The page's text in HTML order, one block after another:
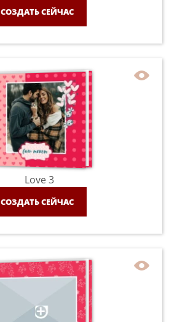
СОЗДАТЬ СЕЙЧАС
Love 3
СОЗДАТЬ СЕЙЧАС